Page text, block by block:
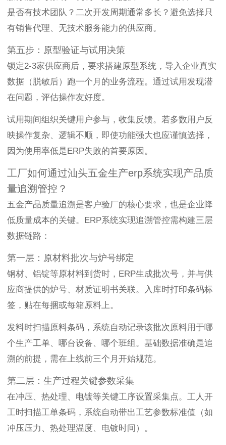
是否有技术团队？二次开发周期通常多长？避免选择只
有销售代理、无技术服务能力的供应商。
第五步：原型验证与试用决策
锁定2-3家供应商后，要求搭建原型系统，导入企业真实
数据（脱敏后）跑一个月的业务流程。通过试用发现潜
在问题，评估操作友好度。
试用期间组织关键用户参与，收集反馈。若多数用户反
映操作复杂、逻辑不顺，即使功能强大也应谨慎选择，
因为使用率低是ERP失败的首要原因。
工厂如何通过汕头五金生产erp系统实现产品质
量追溯管控？
五金产品质量追溯是客户验厂的核心要求，也是企业降
低质量成本的关键。ERP系统实现追溯管控需构建三层
数据链路：
第一层：原材料批次与炉号绑定
钢材、铝锭等原材料到货时，ERP生成批次号，并与供
应商提供的炉号、材质证明书关联。入库时打印条码标
签，贴在每捆或每箱原料上。
发料时扫描原料条码，系统自动记录该批次原料用于哪
个生产工单、哪台设备、哪个班组。基础数据准确是追
溯的前提，需在上线前三个月开始规范。
第二层：生产过程关键参数采集
在冲压、热处理、电镀等关键工序设置采集点。工人开
工时扫描工单条码，系统自动带出工艺参数标准值（如
冲压压力、热处理温度、电镀时间）。